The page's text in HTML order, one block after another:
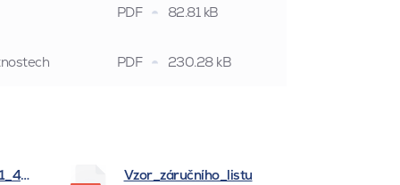
PDF 82.81 kB
PDF 230.28 kB
Vzor_záručního_listu